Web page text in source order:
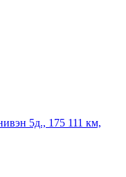
5д., 175 111 км,